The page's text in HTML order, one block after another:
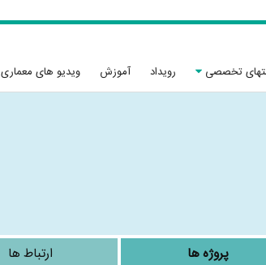
تخصصی رویداد آموزش ویدیو های معماری
پروژه ها ارتباط ها